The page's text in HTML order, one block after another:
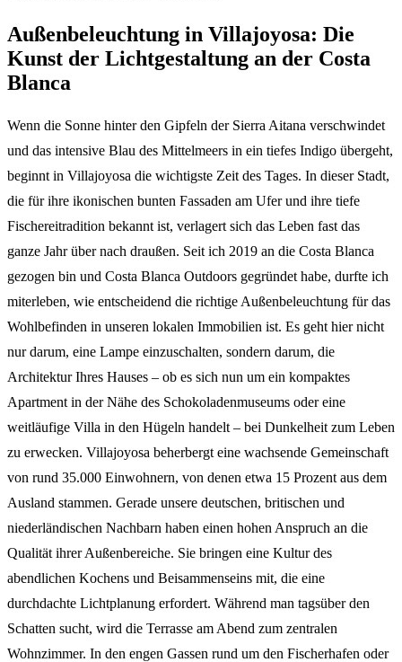
Außenbeleuchtung in Villajoyosa: Die
Kunst der Lichtgestaltung an der Costa
Blanca
Wenn die Sonne hinter den Gipfeln der Sierra Aitana verschwindet
und das intensive Blau des Mittelmeers in ein tiefes Indigo übergeht,
beginnt in Villajoyosa die wichtigste Zeit des Tages. In dieser Stadt,
die für ihre ikonischen bunten Fassaden am Ufer und ihre tiefe
Fischereitradition bekannt ist, verlagert sich das Leben fast das
ganze Jahr über nach draußen. Seit ich 2019 an die Costa Blanca
gezogen bin und Costa Blanca Outdoors gegründet habe, durfte ich
miterleben, wie entscheidend die richtige Außenbeleuchtung für das
Wohlbefinden in unseren lokalen Immobilien ist. Es geht hier nicht
nur darum, eine Lampe einzuschalten, sondern darum, die
Architektur Ihres Hauses – ob es sich nun um ein kompaktes
Apartment in der Nähe des Schokoladenmuseums oder eine
weitläufige Villa in den Hügeln handelt – bei Dunkelheit zum Leben
zu erwecken. Villajoyosa beherbergt eine wachsende Gemeinschaft
von rund 35.000 Einwohnern, von denen etwa 15 Prozent aus dem
Ausland stammen. Gerade unsere deutschen, britischen und
niederländischen Nachbarn haben einen hohen Anspruch an die
Qualität ihrer Außenbereiche. Sie bringen eine Kultur des
abendlichen Kochens und Beisammenseins mit, die eine
durchdachte Lichtplanung erfordert. Während man tagsüber den
Schatten sucht, wird die Terrasse am Abend zum zentralen
Wohnzimmer. In den engen Gassen rund um den Fischerhafen oder